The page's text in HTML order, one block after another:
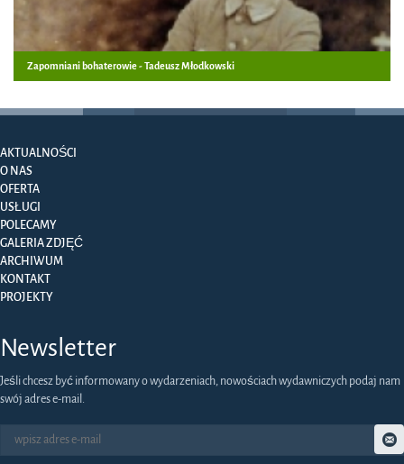
Zapomniani bohaterowie - Tadeusz Młodkowski
AKTUALNOŚCI
O NAS
OFERTA
USŁUGI
POLECAMY
GALERIA ZDJĘĆ
ARCHIWUM
KONTAKT
PROJEKTY
Newsletter
Jeśli chcesz być informowany o wydarzeniach, nowościach wydawniczych podaj nam
swój adres e-mail.